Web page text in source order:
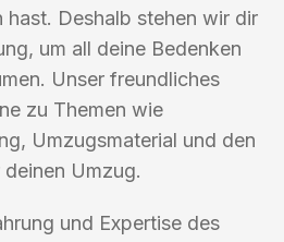
hast. Deshalb stehen wir dir
um all deine Bedenken
Unser freundliches
zu Themen wie
Umzugsmaterial und den
Umzug.
und Expertise des